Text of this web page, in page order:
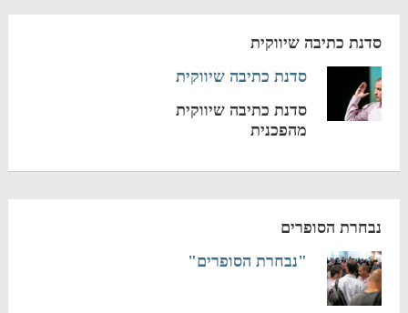
סדנת כתיבה שיווקית
סדנת כתיבה שיווקית
סדנת כתיבה שיווקית
מהפכנית
נבחרת הסופרים
"נבחרת הסופרים"